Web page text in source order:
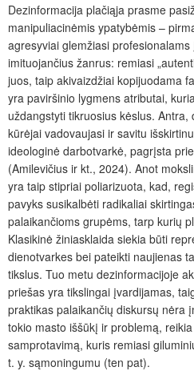
Dezinformacija plačiąja prasme
manipuliacinėmis ypatybėmis –
agresyviai glemžiasi
imituojančius žanrus: remiasi
juos, taip akivaizdžiai kopijuodama
yra paviršinio lygmens atributai,
uždangstyti tikruosius kėslus.
kūrėjai vadovaujasi ir savitu
ideologinė darbotvarkė, pagrįsta
(Amilevičius ir kt., 2024). Anot
yra taip stipriai poliarizuota, kad,
pavyks susikalbėti radikaliai
palaikančioms grupėms, tarp kurių
Klasikinė žiniasklaida siekia būti
dienotvarkes bei pateikti naujienas
tikslus. Tuo metu dezinformacijoje
priešas yra tikslingai įvardijamas,
praktikas palaikančių diskursų nėra
tokio masto iššūkį ir problemą,
samprotavimą, kuris remiasi
t. y. sąmoningumu (ten pat).